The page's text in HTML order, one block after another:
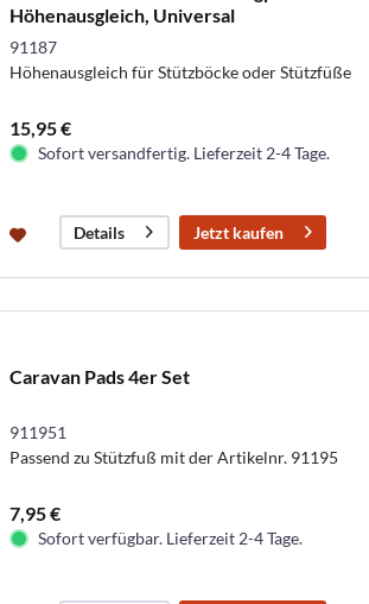
Höhenausgleich, Universal
91187
Höhenausgleich für Stützböcke oder Stützfüße
15,95 €
Sofort versandfertig. Lieferzeit 2-4 Tage.
Details Jetzt kaufen
Caravan Pads 4er Set
911951
Passend zu Stützfuß mit der Artikelnr. 91195
7,95 €
Sofort verfügbar. Lieferzeit 2-4 Tage.